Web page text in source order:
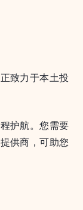
致力于本土投
护航。您需要
供商，可助您